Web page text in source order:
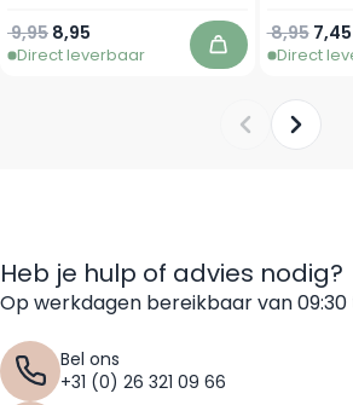
Speciale prijs
8,95
Normale prijs
9,95
Direct leverbaar In winkelwagen
7,45
Normale
8,95
Direct
Heb je hulp of advies nodig?
Op werkdagen bereikbaar van 09:30
Bel ons
+31 (0) 26 321 09 66